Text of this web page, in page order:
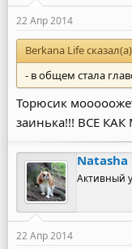
22 Апр 2014
Berkana Life
- в общем стала
Торюсик
заинька!!! ВСЕ
Natasha
Активный
22 Апр 2014